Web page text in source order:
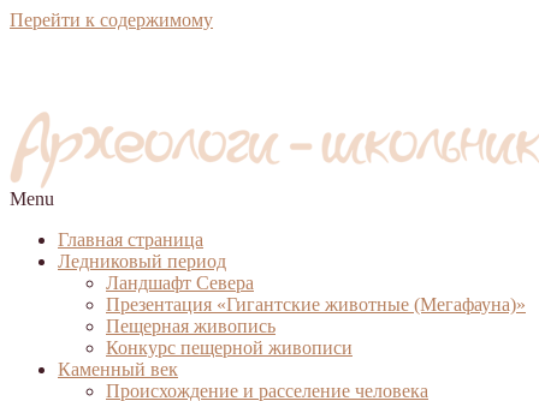
Перейти к содержимому
Menu
Главная страница
Ледниковый период
Ландшафт Севера
Презентация «Гигантские животные (Мегафауна)»
Пещерная живопись
Конкурс пещерной живописи
Каменный век
Происхождение и расселение человека